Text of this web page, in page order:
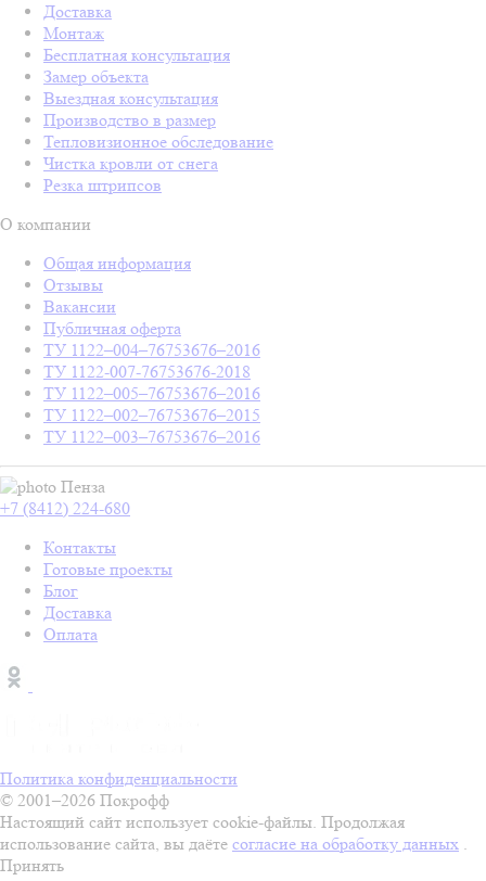
Доставка
Монтаж
Бесплатная консультация
Замер объекта
Выездная консультация
Производство в размер
Тепловизионное обследование
Чистка кровли от снега
Резка штрипсов
О компании
Общая информация
Отзывы
Вакансии
Публичная оферта
ТУ 1122–004–76753676–2016
ТУ 1122-007-76753676-2018
ТУ 1122–005–76753676–2016
ТУ 1122–002–76753676–2015
ТУ 1122–003–76753676–2016
Пенза
+7 (8412) 224-680
Контакты
Готовые проекты
Блог
Доставка
Оплата
Политика конфиденциальности
© 2001–2026 Покрофф
Настоящий сайт использует cookie-файлы. Продолжая
использование сайта, вы даёте согласие на обработку данных .
Принять